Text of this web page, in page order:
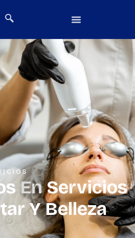
EnServicios
Y Belleza